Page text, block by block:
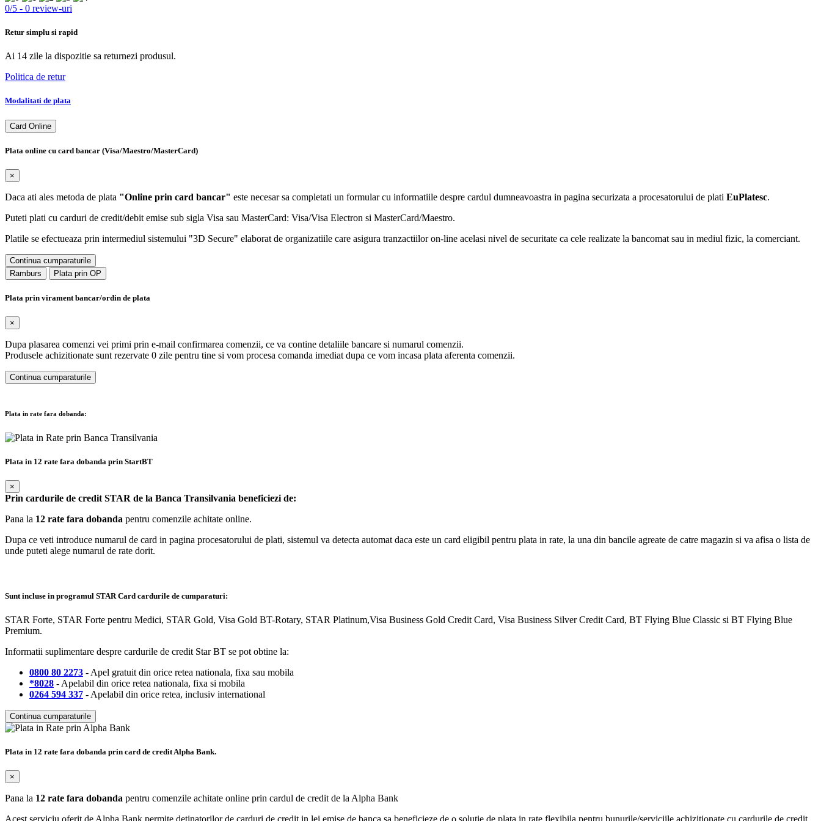
0/5 - 0 review-uri
Retur simplu si rapid
Ai 14 zile la dispozitie sa returnezi produsul.
Politica de retur
Modalitati de plata
Card Online
Plata online cu card bancar (Visa/Maestro/MasterCard)
×
Daca ati ales metoda de plata "Online prin card bancar" este necesar sa completati un formular cu informatiile despre cardul dumneavoastra in pagina securizata a procesatorului de plati EuPlatesc.
Puteti plati cu carduri de credit/debit emise sub sigla Visa sau MasterCard: Visa/Visa Electron si MasterCard/Maestro.
Platile se efectueaza prin intermediul sistemului "3D Secure" elaborat de organizatiile care asigura tranzactiilor on-line acelasi nivel de securitate ca cele realizate la bancomat sau in mediul fizic, la comerciant.
Continua cumparaturile
Ramburs
Plata prin OP
Plata prin virament bancar/ordin de plata
×
Dupa plasarea comenzi vei primi prin e-mail confirmarea comenzii, ce va contine detaliile bancare si numarul comenzii.
Produsele achizitionate sunt rezervate 0 zile pentru tine si vom procesa comanda imediat dupa ce vom incasa plata aferenta comenzii.
Continua cumparaturile
Plata in rate fara dobanda:
Plata in 12 rate fara dobanda prin StartBT
×
Prin cardurile de credit STAR de la Banca Transilvania beneficiezi de:
Pana la 12 rate fara dobanda pentru comenzile achitate online.
Dupa ce veti introduce numarul de card in pagina procesatorului de plati, sistemul va detecta automat daca este un card eligibil pentru plata in rate, la una din bancile agreate de catre magazin si va afisa o lista de
unde puteti alege numarul de rate dorit.
Sunt incluse in programul STAR Card cardurile de cumparaturi:
STAR Forte, STAR Forte pentru Medici, STAR Gold, Visa Gold BT-Rotary, STAR Platinum,Visa Business Gold Credit Card, Visa Business Silver Credit Card, BT Flying Blue Classic si BT Flying Blue
Premium.
Informatii suplimentare despre cardurile de credit Star BT se pot obtine la:
0800 80 2273 - Apel gratuit din orice retea nationala, fixa sau mobila
*8028 - Apelabil din orice retea nationala, fixa si mobila
0264 594 337 - Apelabil din orice retea, inclusiv international
Continua cumparaturile
Plata in 12 rate fara dobanda prin card de credit Alpha Bank.
×
Pana la 12 rate fara dobanda pentru comenzile achitate online prin cardul de credit de la Alpha Bank